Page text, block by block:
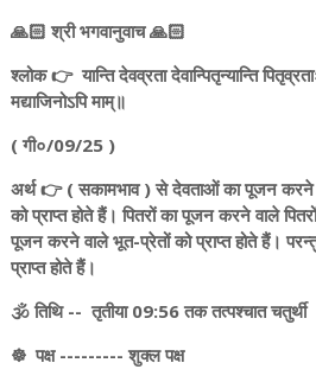
🙏🏻 श्री भगवानुवाच 🙏🏻
श्लोक 👉 यान्ति देवव्रता देवान्पितृन्यान्ति
मद्याजिनोऽपि माम्॥
( गी०/09/25 )
अर्थ 👉 ( सकामभाव ) से देवताओं का पूजन करने
को प्राप्त होते हैं। पितरों का पूजन करने वाले
पूजन करने वाले भूत-प्रेतों को प्राप्त होते हैं।
प्राप्त होते हैं।
🕉️ तिथि -- तृतीया 09:56 तक तत्पश्चात चतुर्थी
☸️ पक्ष --------- शुक्ल पक्ष